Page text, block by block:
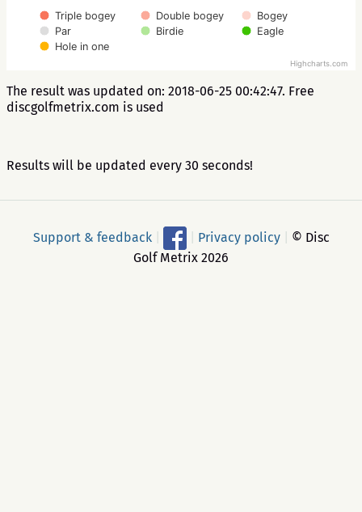
Triple bogey Double bogey
Bogey
Par
Birdie
Eagle
Hole in one
Highcharts.com
The result was updated on: 2018-06-25 00:42:47. Free
discgolfmetrix.com is used
Results will be updated every 30 seconds!
Support & feedback Privacy policy
© Disc
Golf Metrix 2026